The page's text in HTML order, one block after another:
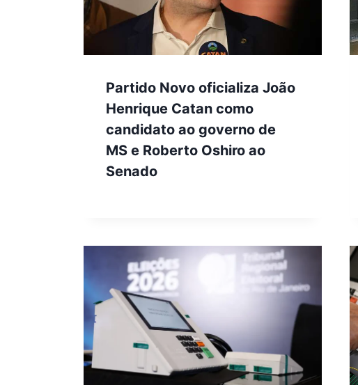
Partido Novo oficializa João
Henrique Catan como
candidato ao governo de
MS e Roberto Oshiro ao
Senado